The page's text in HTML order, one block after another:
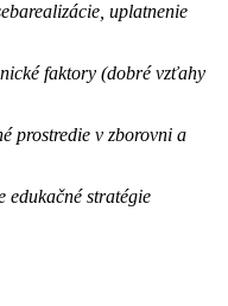
uplatnenie
faktory (dobré vzťahy
prostredie v zborovni a
edukačné stratégie